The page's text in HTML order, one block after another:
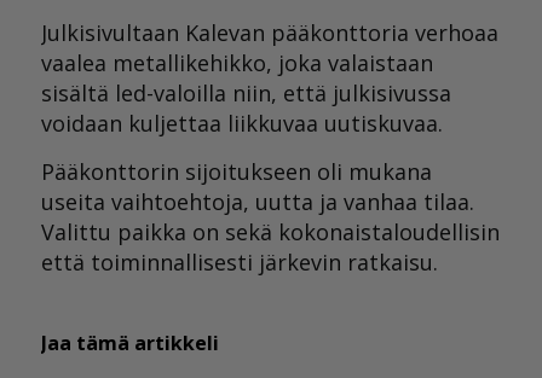
Julkisivultaan Kalevan pääkonttoria verhoaa
vaalea metallikehikko, joka valaistaan
sisältä led-valoilla niin, että julkisivussa
voidaan kuljettaa liikkuvaa uutiskuvaa.
Pääkonttorin sijoitukseen oli mukana
useita vaihtoehtoja, uutta ja vanhaa tilaa.
Valittu paikka on sekä kokonaistaloudellisin
että toiminnallisesti järkevin ratkaisu.
Jaa tämä artikkeli